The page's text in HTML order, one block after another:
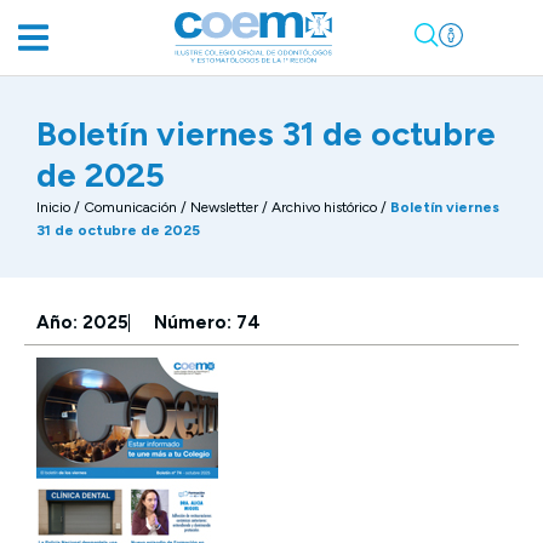
Boletín viernes 31 de octubre
de 2025
Inicio / Comunicación / Newsletter / Archivo histórico / Boletín viernes
31 de octubre de 2025
Año: 2025 Número: 74